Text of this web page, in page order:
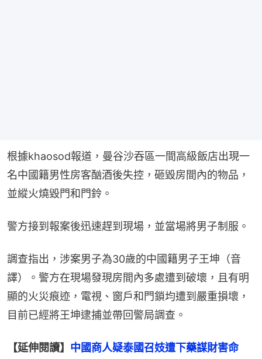
根據khaosod報道，曼谷沙吞區一間高級飯店出現一
名中國籍男性房客酗酒後失控，砸毀房間內的物品，
並縱火燒毀門和門鈴。
警方接到報案後迅速趕到現場，並當場將男子制服。
調查指出，涉案男子為30歲的中國籍男子王坤（音
譯）。警方在現場發現房間內多處遭到破壞，且有明
顯的火災痕迹，電視、窗戶和門鎖均遭到嚴重損壞，
目前已經將王坤逮捕並帶回警局調查。
【延伸閱讀】 中國商人疑泰國召妓遭下藥謀財害命